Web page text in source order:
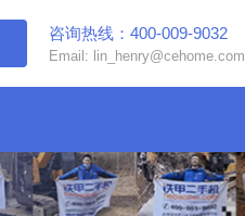
咨询热线：400-009-9032
Email: lin_henry@cehome.com